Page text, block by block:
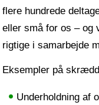
flere hundrede
eller små for os – og
rigtige i samarbejde
Eksempler på
Underholdning af